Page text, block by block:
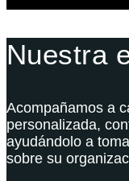
Nuestra
Acompañamos a
personalizada,
ayudándolo a
sobre su